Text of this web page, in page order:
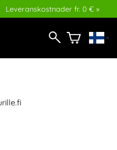
Leveranskostnader fr. 0 € »